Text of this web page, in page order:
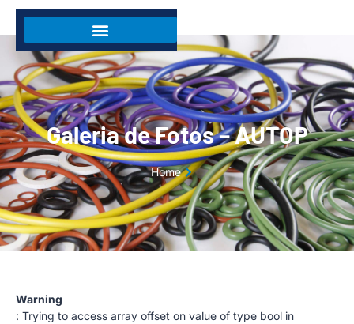
Galeria de Fotos – AUTOP
Home
Warning
: Trying to access array offset on value of type bool in